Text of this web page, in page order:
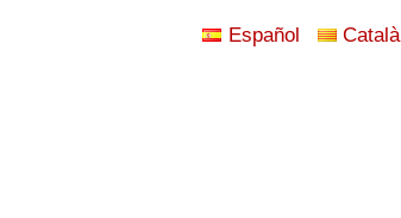
Español Català